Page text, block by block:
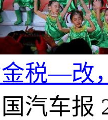
税—改
汽车报